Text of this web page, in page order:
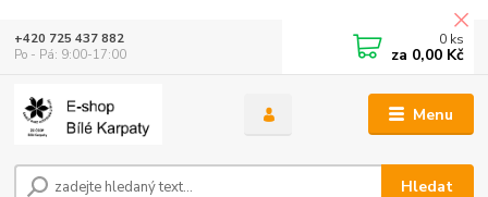
Menu
Hledat
+420 725 437 882
Po - Pá: 9:00-17:00
0 ks
za 0,00 Kč